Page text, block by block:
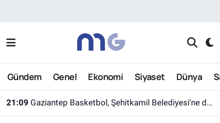
Gündem Genel Ekonomi Siyaset Dünya
21:09 Gaziantep Basketbol, Şehitkamil Belediyesi'ne devredildi
Nöbetçi Eczaneler
Hava Durumu